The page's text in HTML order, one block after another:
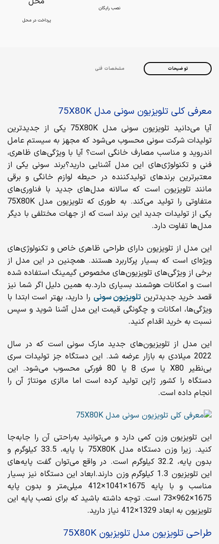
نصب رایگان
پرداخت در محل
توضیحات مشخصات فنی
معرفی کلی تلویزیون سونی مدل 75X80K
آیا می‌دانید تلویزیون سونی مدل 75X80K یکی از جدیدترین
تولیدات شرکت سونی محسوب می‌شود که مجهز به سیستم عامل
اندروید و مناسب مصارف خانگی است؟ آیا با ویژگی‌های ظاهری،
فنی و تکنولوژی‌های این مدل آشنایی دارید؟برند سونی یکی از
معتبرترین برندهای تولیدکننده در حیطه لوازم خانگی و برقی
مانند تلویزیون است که سالانه مدل‌های جدید با فناوری‌های
متفاوتی را تولید می‌کند. به طوری که تلویزیون مدل 75X80K
یکی از تولیدات جدید این برند است که از جهات مختلفی با دیگر
مدل‌ها تفاوت دارد.
این مدل از تلویزیون دارای طراحی ظاهری خاص و تکنولوژی‌های
ویژه‌ای است که بسیار پرکاربرد هستند. همچنین در این مدل از
برخی از ویژگی‌های تلویزیون‌های مخصوص گیمینگ استفاده شده
است و امکانات هوشمند بسیاری دارد.به همین دلیل اگر شما نیز
قصد خرید جدیدترین تلویزیون سونی را دارید، بهتر است ابتدا با
ویژگی‌ها، امکانات و چگونگی قیمت این مدل آشنا شوید و سپس
نسبت به خرید اقدام کنید.
این مدل از تلویزیون‌های جدید مارک سونی است که در سال
2022 میلادی به بازار عرضه شد. این دستگاه جز تولیدات سری
بی‌نظیر X80 یا سری 8 یا 80 فورکی محسوب می‌شود. این
دستگاه را کشور ژاپن تولید کرده است اما مالزی مونتاژ آن را
انجام داده است.
این تلویزیون وزن کمی دارد و می‌توانید به‌راحتی آن را جابه‌جا
کنید. زیرا وزن دستگاه مدل 75X80K با پایه، 33.5 کیلوگرم و
بدون پایه، 32.2 کیلوگرم است. در واقع می‌توان گفت پایه‌های
این تلویزیون 1.3 کیلوگرم وزن دارند.ابعاد این دستگاه نیز بسیار
مناسب و با پایه 1675×1041×412 میلی‌متر و بدون پایه
1675×962×73 است. توجه داشته باشید که برای نصب پایه این
تلویزیون به ابعاد 1329×412 نیاز دارید.
طراحی تلویزیون مدل تلویزیون 75X80K